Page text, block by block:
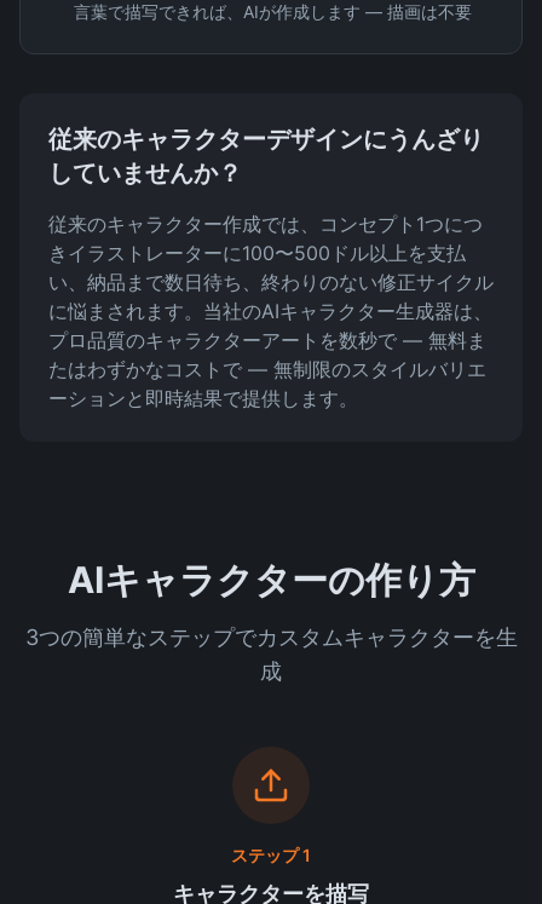
言葉で描写できれば、AIが作成します — 描画は不要
従来のキャラクターデザインにうんざり
していませんか？
従来のキャラクター作成では、コンセプト1つにつ
きイラストレーターに100〜500ドル以上を支払
い、納品まで数日待ち、終わりのない修正サイクル
に悩まされます。当社のAIキャラクター生成器は、
プロ品質のキャラクターアートを数秒で — 無料ま
たはわずかなコストで — 無制限のスタイルバリエ
ーションと即時結果で提供します。
AIキャラクターの作り方
3つの簡単なステップでカスタムキャラクターを生
成
ステップ 1
キャラクターを描写